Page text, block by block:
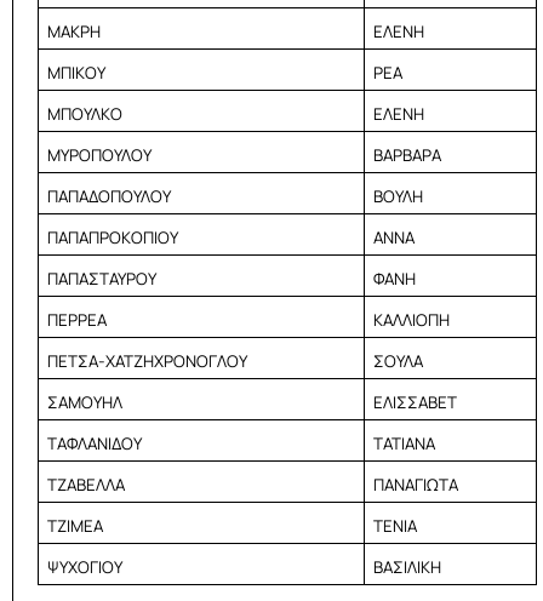
ΜΑΚΡΗ
ΕΛΕΝΗ
ΜΠΙΚΟΥ
ΡΕΑ
ΜΠΟΥΛΚΟ
ΕΛΕΝΗ
ΜΥΡΟΠΟΥΛΟΥ
ΒΑΡΒΑΡΑ
ΠΑΠΑΔΟΠΟΥΛΟΥ
ΒΟΥΛΗ
ΠΑΠΑΠΡΟΚΟΠΙΟΥ
ΑΝΝΑ
ΠΑΠΑΣΤΑΥΡΟΥ
ΦΑΝΗ
ΠΕΡΡΕΑ
ΚΑΛΛΙΟΠΗ
ΠΕΤΣΑ-ΧΑΤΖΗΧΡΟΝΟΓΛΟΥ
ΣΟΥΛΑ
ΣΑΜΟΥΗΛ
ΕΛΙΣΣΑΒΕΤ
ΤΑΦΛΑΝΙΔΟΥ
ΤΑΤΙΑΝΑ
ΤΖΑΒΕΛΛΑ
ΠΑΝΑΓΙΩΤΑ
ΤΖΙΜΕΑ
ΤΕΝΙΑ
ΨΥΧΟΓΙΟΥ
ΒΑΣΙΛΙΚΗ